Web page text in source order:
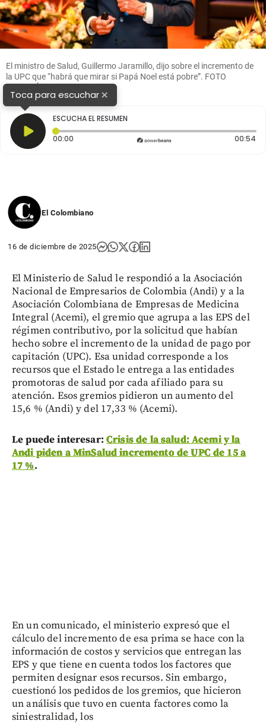
El ministro de Salud, Guillermo Jaramillo, dijo sobre el incremento de
la UPC que “habrá que mirar si Papá Noel está pobre”. FOTO
CORTESÍA MINSALUD
Toca para escuchar×
ESCUCHA EL RESUMEN
00:00 Tiempo transcurrido: 0 segundos 00:54
El Colombiano
16 de diciembre de 2025
El Ministerio de Salud le respondió a la Asociación
Nacional de Empresarios de Colombia (Andi) y a la
Asociación Colombiana de Empresas de Medicina
Integral (Acemi), el gremio que agrupa a las EPS del
régimen contributivo, por la solicitud que habían
hecho sobre el incremento de la unidad de pago por
capitación (UPC). Esa unidad corresponde a los
recursos que el Estado le entrega a las entidades
promotoras de salud por cada afiliado para su
atención. Esos gremios pidieron un aumento del
15,6 % (Andi) y del 17,33 % (Acemi).
Le puede interesar: Crisis de la salud: Acemi y la
Andi piden a MinSalud incremento de UPC de 15 a
17 %.
En un comunicado, el ministerio expresó que el
cálculo del incremento de esa prima se hace con la
información de costos y servicios que entregan las
EPS y que tiene en cuenta todos los factores que
permiten designar esos recursos. Sin embargo,
cuestionó los pedidos de los gremios, que hicieron
un análisis que tuvo en cuenta factores como la
siniestralidad, los